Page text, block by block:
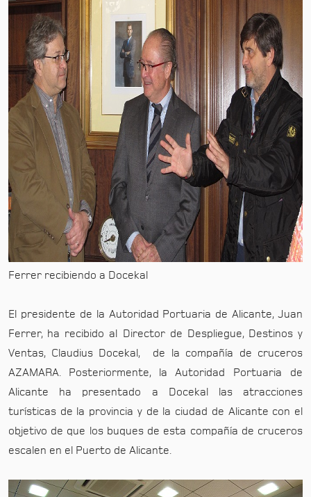
Ferrer recibiendo a Docekal
El presidente de la Autoridad Portuaria de Alicante, Juan
Ferrer, ha recibido al Director de Despliegue, Destinos y
Ventas, Claudius Docekal, de la compañía de cruceros
AZAMARA. Posteriormente, la Autoridad Portuaria de
Alicante ha presentado a Docekal las atracciones
turísticas de la provincia y de la ciudad de Alicante con el
objetivo de que los buques de esta compañía de cruceros
escalen en el Puerto de Alicante.